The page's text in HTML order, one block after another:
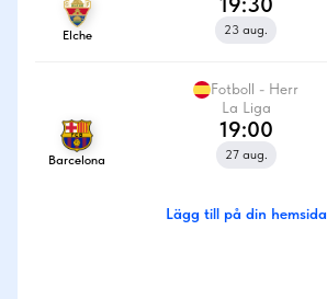
Elche 23 aug.
Fotboll - Herr
La Liga
Barcelona
19:00
27 aug.
Lägg till på din hemsida